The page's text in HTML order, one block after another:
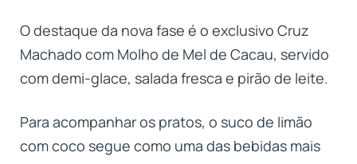
O destaque da nova fase é o exclusivo Cruz
Machado com Molho de Mel de Cacau, servido
com demi-glace, salada fresca e pirão de leite.
Para acompanhar os pratos, o suco de limão
com coco segue como uma das bebidas mais